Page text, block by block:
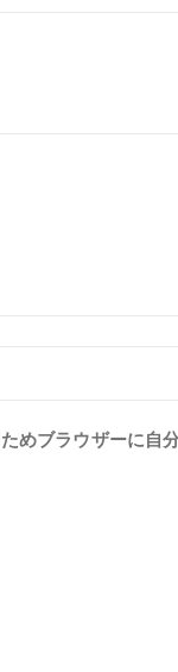
めブラウザーに自